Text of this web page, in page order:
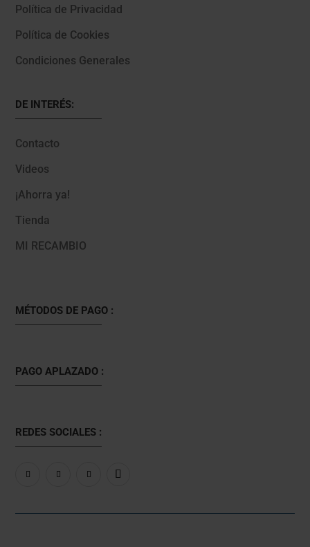
Política de Privacidad
Política de Cookies
Condiciones Generales
DE INTERÉS:
Contacto
Videos
¡Ahorra ya!
Tienda
MI RECAMBIO
MÉTODOS DE PAGO :
PAGO APLAZADO :
REDES SOCIALES :